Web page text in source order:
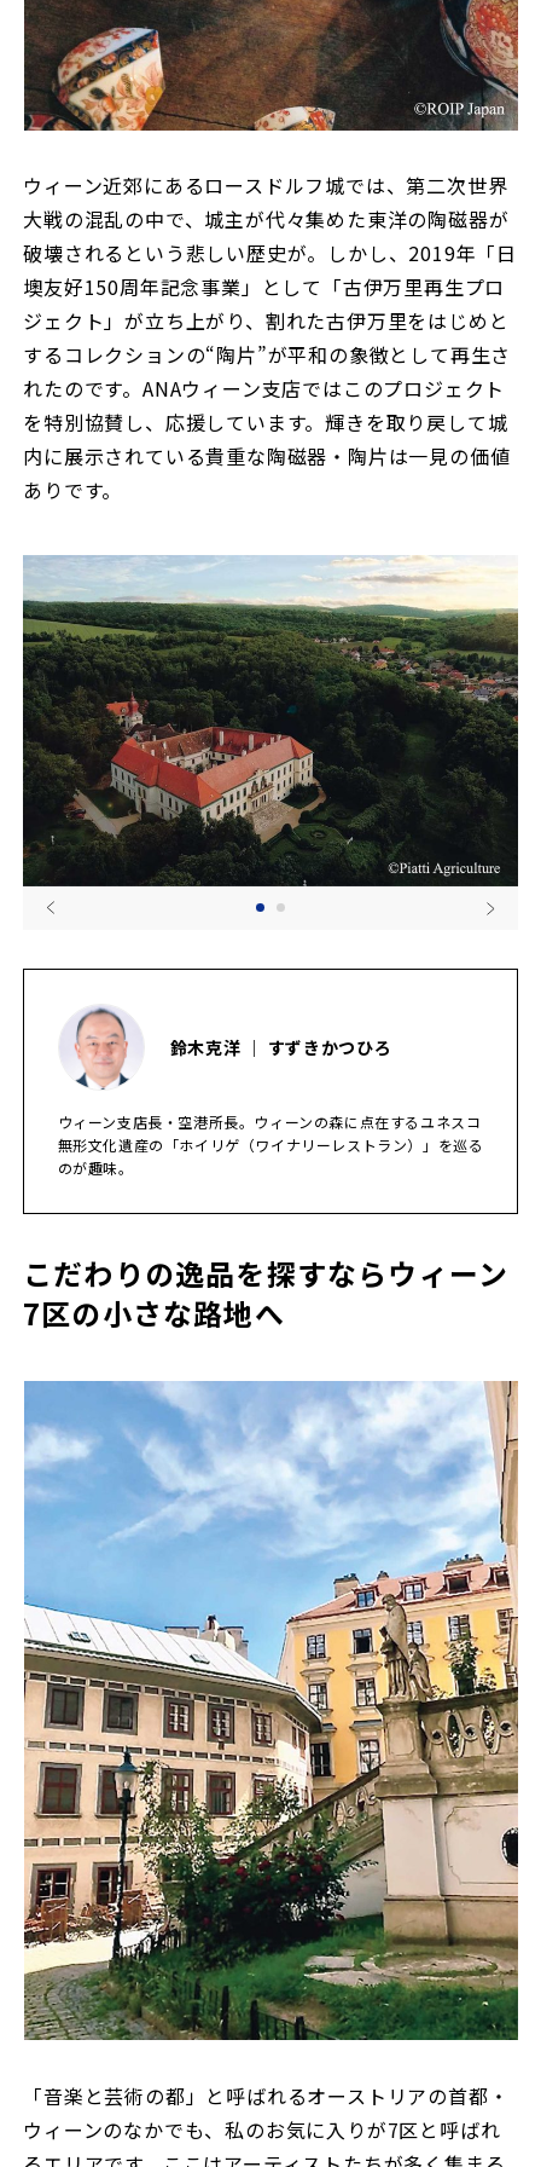
ウィーン近郊にあるロースドルフ城では、第二次世界
大戦の混乱の中で、城主が代々集めた東洋の陶磁器が
破壊されるという悲しい歴史が。しかし、2019年「日
墺友好150周年記念事業」として「古伊万里再生プロ
ジェクト」が立ち上がり、割れた古伊万里をはじめと
するコレクションの“陶片”が平和の象徴として再生さ
れたのです。ANAウィーン支店ではこのプロジェクト
を特別協賛し、応援しています。輝きを取り戻して城
内に展示されている貴重な陶磁器・陶片は一見の価値
ありです。
鈴木克洋 ｜ すずきかつひろ
ウィーン支店長・空港所長。ウィーンの森に点在するユネスコ
無形文化遺産の「ホイリゲ（ワイナリーレストラン）」を巡る
のが趣味。
こだわりの逸品を探すならウィーン
7区の小さな路地へ
「音楽と芸術の都」と呼ばれるオーストリアの首都・
ウィーンのなかでも、私のお気に入りが7区と呼ばれ